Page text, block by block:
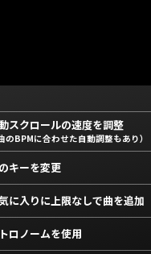
スクロールの速度を調整
のBPMに合わせた自動調整もあり）
キーを変更
に入りに上限なしで曲を追加
ロノームを使用